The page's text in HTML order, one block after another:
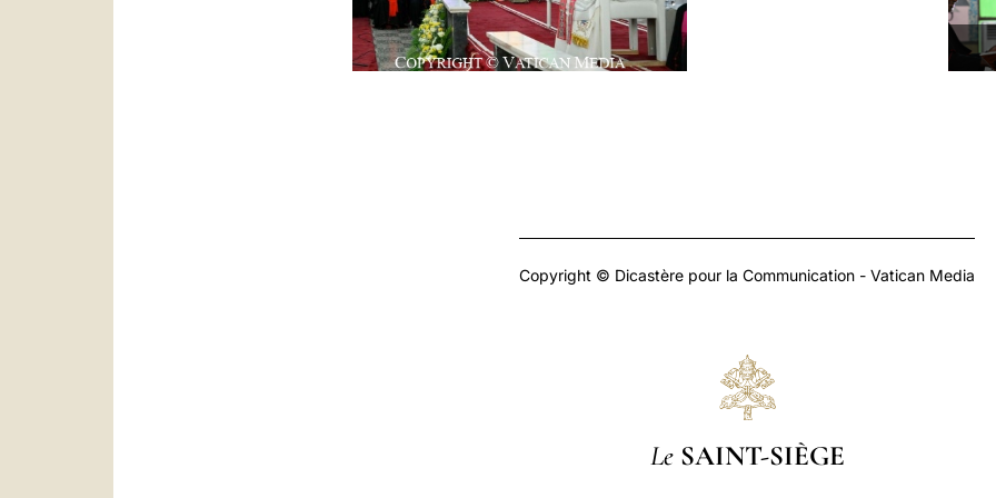
Copyright © Dicastère pour la Communication - Vatican Media
Le SAINT-SIÈGE